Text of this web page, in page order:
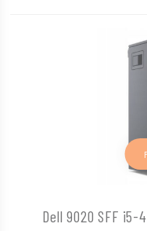
Dell 9020 SFF i5-